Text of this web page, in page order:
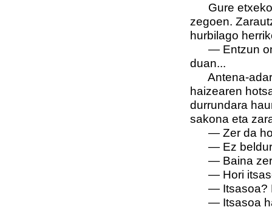
Gure etxeko
zegoen.
hurbilago
— Entzun
duan...
Antena-
haizearen
durrundara
sakona eta
— Zer da
— Ez
— Baina zer
— Hori
— Itsasoa?
— Itsasoa